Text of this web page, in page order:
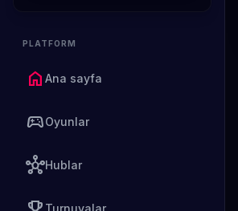
PLATFORM
home Ana sayfa
sports_esportsOyunlar
hubHublar
Turnuvalar